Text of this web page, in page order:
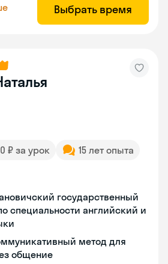
Выбрать время
₽ за урок
15 лет опыта
государственный
специальности английский и
метод для
общение